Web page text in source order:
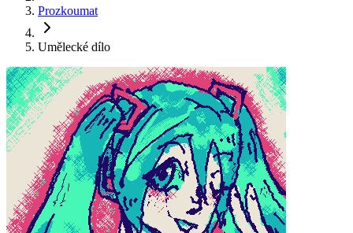
Prozkoumat
Umělecké dílo